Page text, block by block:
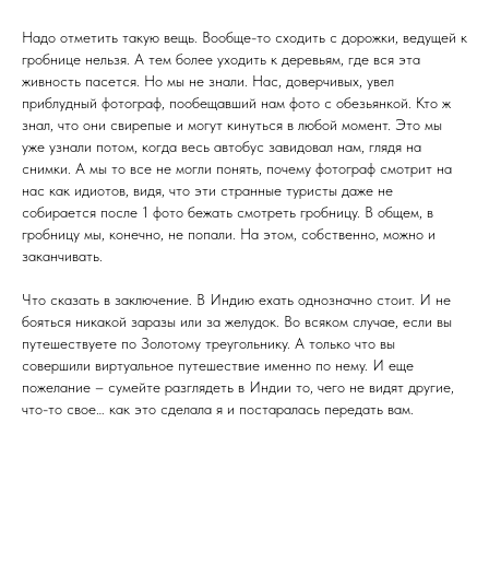
Надо отметить такую вещь. Вообще-то сходить с дорожки, ведущей к
гробнице нельзя. А тем более уходить к деревьям, где вся эта
живность пасется. Но мы не знали. Нас, доверчивых, увел
приблудный фотограф, пообещавший нам фото с обезьянкой. Кто ж
знал, что они свирепые и могут кинуться в любой момент. Это мы
уже узнали потом, когда весь автобус завидовал нам, глядя на
снимки. А мы то все не могли понять, почему фотограф смотрит на
нас как идиотов, видя, что эти странные туристы даже не
собирается после 1 фото бежать смотреть гробницу. В общем, в
гробницу мы, конечно, не попали. На этом, собственно, можно и
заканчивать.
Что сказать в заключение. В Индию ехать однозначно стоит. И не
бояться никакой заразы или за желудок. Во всяком случае, если вы
путешествуете по Золотому треугольнику. А только что вы
совершили виртуальное путешествие именно по нему. И еще
пожелание – сумейте разглядеть в Индии то, чего не видят другие,
что-то свое… как это сделала я и постаралась передать вам.